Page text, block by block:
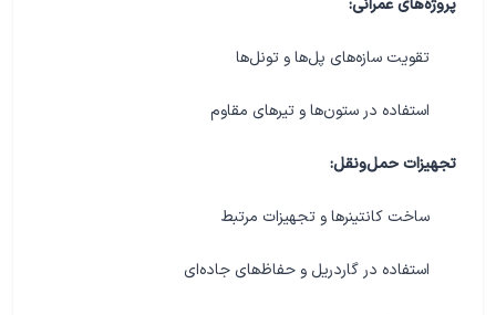
پروژه‌های عمرانی:
تقویت سازه‌های پل‌ها و تونل‌ها
استفاده در ستون‌ها و تیرهای مقاوم
تجهیزات حمل‌ونقل:
ساخت کانتینرها و تجهیزات مرتبط
استفاده در گاردریل و حفاظ‌های جاده‌ای